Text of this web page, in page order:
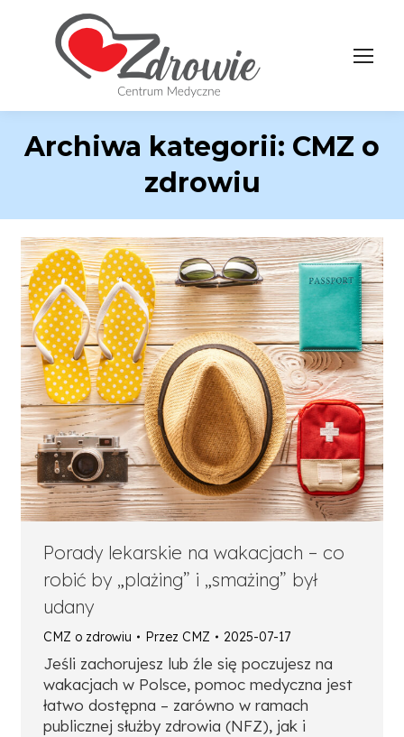
Archiwa kategorii: CMZ o
zdrowiu
Porady lekarskie na wakacjach – co
robić by „plażing” i „smażing” był
udany
CMZ o zdrowiu Przez CMZ 2025-07-17
Jeśli zachorujesz lub źle się poczujesz na
wakacjach w Polsce, pomoc medyczna jest
łatwo dostępna – zarówno w ramach
publicznej służby zdrowia (NFZ), jak i